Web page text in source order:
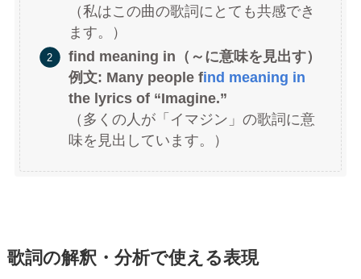
（私はこの曲の歌詞にとても共感でき
ます。）
find meaning in（～に意味を見出す）
例文: Many people find meaning in
the lyrics of “Imagine.”
（多くの人が「イマジン」の歌詞に意
味を見出しています。）
歌詞の解釈・分析で使える表現